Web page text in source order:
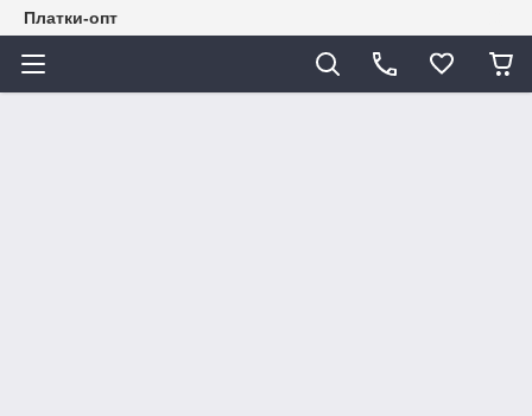
Платки-опт